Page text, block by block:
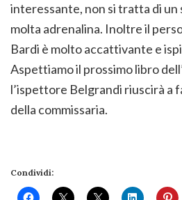
interessante, non si tratta di
molta adrenalina. Inoltre il
Bardi è molto accattivante e
Aspettiamo il prossimo libro
l’ispettore Belgrandi riuscirà a
della commissaria.
Condividi: